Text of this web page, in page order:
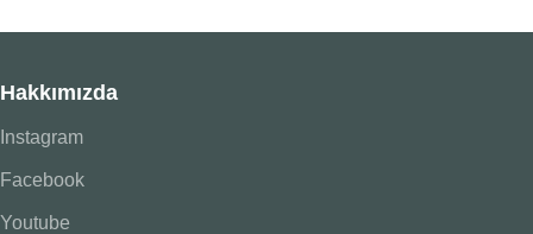
Hakkımızda
Instagram
Facebook
Youtube